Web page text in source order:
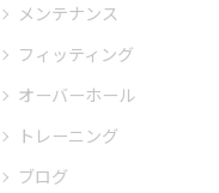
メンテナンス
フィッティング
オーバーホール
トレーニング
ブログ